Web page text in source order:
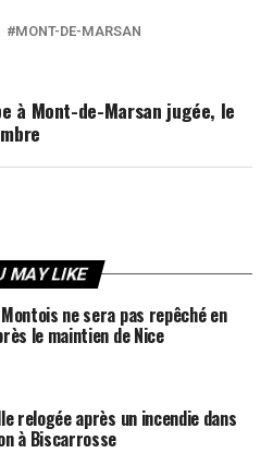
MONT-DE-MARSAN
à Mont-de-Marsan jugée, le
MAY LIKE
ne sera pas repêché en
le maintien de Nice
relogée après un incendie dans
à Biscarrosse